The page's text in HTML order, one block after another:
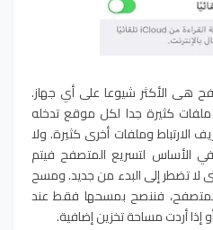
هى الأكثر شيوعا على أي جهاز.
كثيرة جدا لكل موقع تدخله
الارتباط وملفات أخرى كثيرة. ولا
الأساس لتسريع المتصفح فيتم
لا تضطر إلى البدء من جديد. ومسح
فننصح بمسحها فقط عند
أردت مساحة تخزين إضافية.